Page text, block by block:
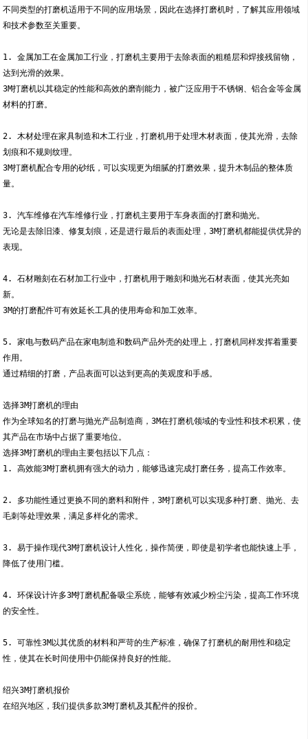
不同类型的打磨机适用于不同的应用场景，因此在选择打磨机时，了解其应用领域
和技术参数至关重要。
1. 金属加工在金属加工行业，打磨机主要用于去除表面的粗糙层和焊接残留物，
达到光滑的效果。
3M打磨机以其稳定的性能和高效的磨削能力，被广泛应用于不锈钢、铝合金等金属
材料的打磨。
2. 木材处理在家具制造和木工行业，打磨机用于处理木材表面，使其光滑，去除
划痕和不规则纹理。
3M打磨机配合专用的砂纸，可以实现更为细腻的打磨效果，提升木制品的整体质
量。
3. 汽车维修在汽车维修行业，打磨机主要用于车身表面的打磨和抛光。
无论是去除旧漆、修复划痕，还是进行最后的表面处理，3M打磨机都能提供优异的
表现。
4. 石材雕刻在石材加工行业中，打磨机用于雕刻和抛光石材表面，使其光亮如
新。
3M的打磨配件可有效延长工具的使用寿命和加工效率。
5. 家电与数码产品在家电制造和数码产品外壳的处理上，打磨机同样发挥着重要
作用。
通过精细的打磨，产品表面可以达到更高的美观度和手感。
选择3M打磨机的理由
作为全球知名的打磨与抛光产品制造商，3M在打磨机领域的专业性和技术积累，使
其产品在市场中占据了重要地位。
选择3M打磨机的理由主要包括以下几点：
1. 高效能3M打磨机拥有强大的动力，能够迅速完成打磨任务，提高工作效率。
2. 多功能性通过更换不同的磨料和附件，3M打磨机可以实现多种打磨、抛光、去
毛刺等处理效果，满足多样化的需求。
3. 易于操作现代3M打磨机设计人性化，操作简便，即使是初学者也能快速上手，
降低了使用门槛。
4. 环保设计许多3M打磨机配备吸尘系统，能够有效减少粉尘污染，提高工作环境
的安全性。
5. 可靠性3M以其优质的材料和严苛的生产标准，确保了打磨机的耐用性和稳定
性，使其在长时间使用中仍能保持良好的性能。
绍兴3M打磨机报价
在绍兴地区，我们提供多款3M打磨机及其配件的报价。